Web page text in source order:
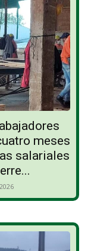
meses
salariales